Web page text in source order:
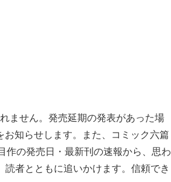
ません。発売延期の発表があった場
知らせします。また、コミック六篇
作の発売日・最新刊の速報から、思わ
者とともに追いかけます。信頼でき